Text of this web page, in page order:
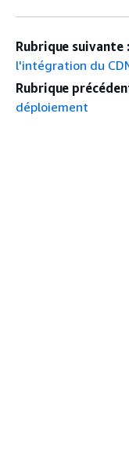
Rubrique suivante :
l'intégration du
Rubrique
déploiement